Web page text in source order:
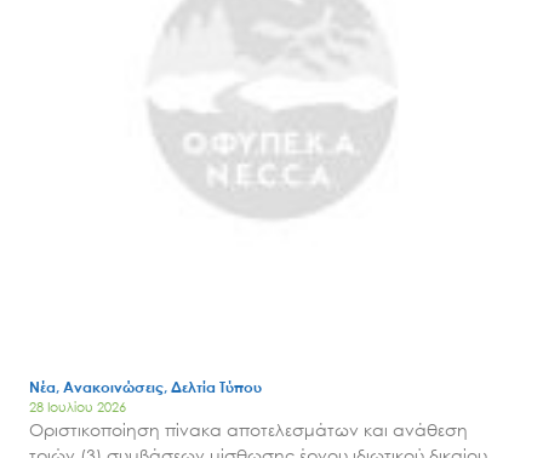
Νέα, Ανακοινώσεις, Δελτία Τύπου
28 Ιουλίου 2026
Οριστικοποίηση πίνακα αποτελεσμάτων και ανάθεση